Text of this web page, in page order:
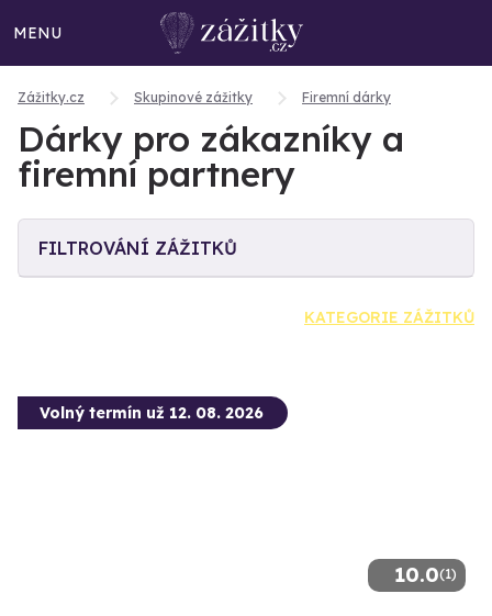
MENU
Zážitky.cz Skupinové zážitky Firemní dárky
Dárky pro zákazníky a
firemní partnery
FILTROVÁNÍ ZÁŽITKŮ
KATEGORIE ZÁŽITKŮ
10.0(1)
Volný termín už 12. 08. 2026